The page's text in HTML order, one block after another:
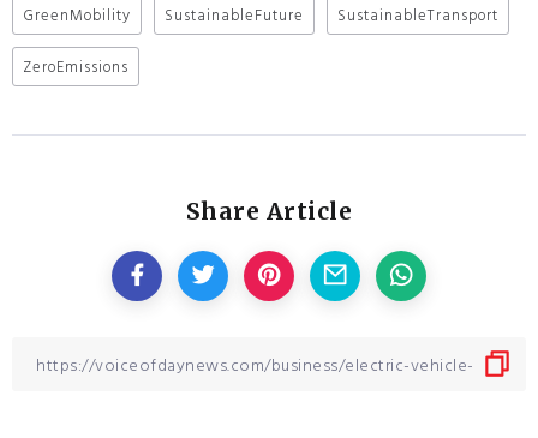
GreenMobility SustainableFuture SustainableTransport
ZeroEmissions
Share Article